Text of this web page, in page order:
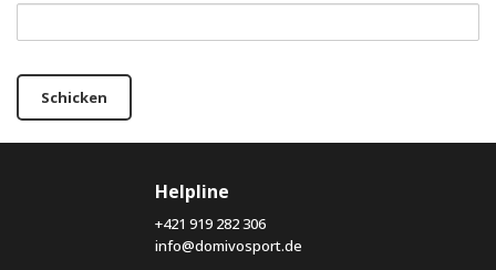
Schicken
Helpline
+421 919 282 306
info@domivosport.de